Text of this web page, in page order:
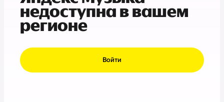
недоступна в вашем
регионе
Войти